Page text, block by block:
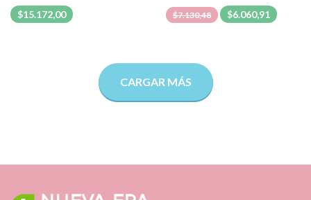
$15.172,00 $7.130,48 $6.060,91
CARGAR MÁS